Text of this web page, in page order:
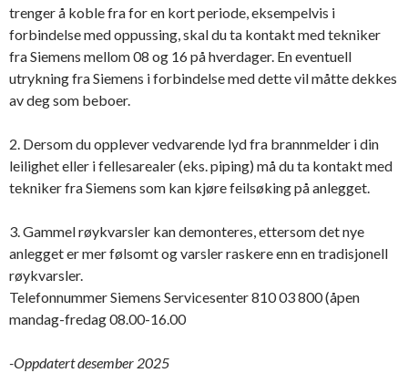
trenger å koble fra for en kort periode, eksempelvis i
forbindelse med oppussing, skal du ta kontakt med tekniker
fra Siemens mellom 08 og 16 på hverdager. En eventuell
utrykning fra Siemens i forbindelse med dette vil måtte dekkes
av deg som beboer.
2. Dersom du opplever vedvarende lyd fra brannmelder i din
leilighet eller i fellesarealer (eks. piping) må du ta kontakt med
tekniker fra Siemens som kan kjøre feilsøking på anlegget.
3. Gammel røykvarsler kan demonteres, ettersom det nye
anlegget er mer følsomt og varsler raskere enn en tradisjonell
røykvarsler.
Telefonnummer Siemens Servicesenter 810 03 800 (åpen
mandag-fredag 08.00-16.00
-Oppdatert desember 2025